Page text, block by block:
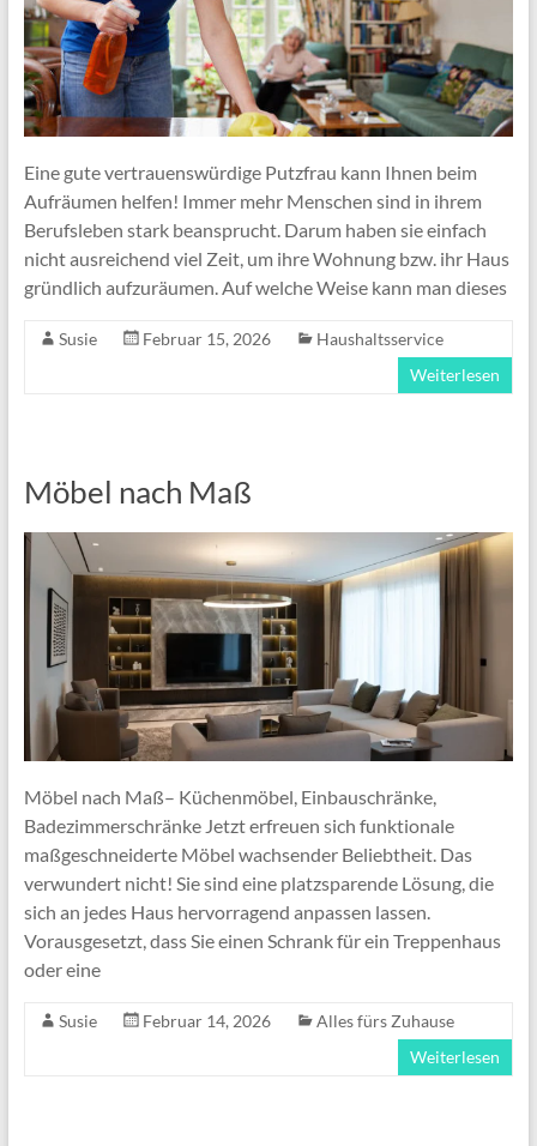
Eine gute vertrauenswürdige Putzfrau kann Ihnen beim
Aufräumen helfen! Immer mehr Menschen sind in ihrem
Berufsleben stark beansprucht. Darum haben sie einfach
nicht ausreichend viel Zeit, um ihre Wohnung bzw. ihr Haus
gründlich aufzuräumen. Auf welche Weise kann man dieses
Susie Februar 15, 2026
Haushaltsservice
Weiterlesen
Möbel nach Maß
Möbel nach Maß– Küchenmöbel, Einbauschränke,
Badezimmerschränke Jetzt erfreuen sich funktionale
maßgeschneiderte Möbel wachsender Beliebtheit. Das
verwundert nicht! Sie sind eine platzsparende Lösung, die
sich an jedes Haus hervorragend anpassen lassen.
Vorausgesetzt, dass Sie einen Schrank für ein Treppenhaus
oder eine
Susie Februar 14, 2026
Alles fürs Zuhause
Weiterlesen